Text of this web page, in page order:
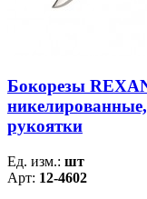
Бокорезы
рукоятки
Ед. изм.: шт
Арт: 12-4602